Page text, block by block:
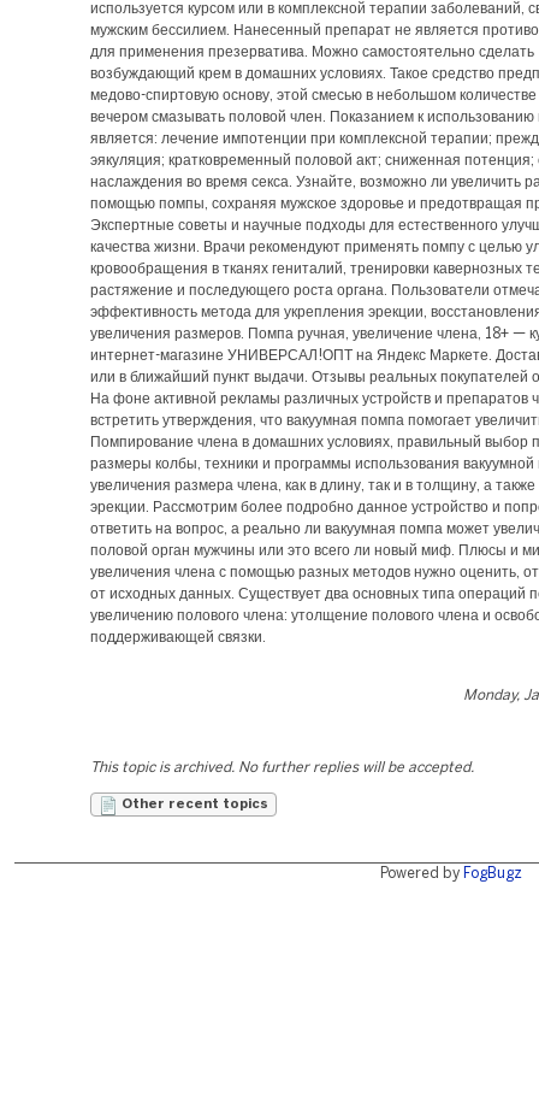
используется курсом или в комплексной терапии заболеваний,
мужским бессилием. Нанесенный препарат не является
для применения презерватива. Можно самостоятельно сделать
возбуждающий крем в домашних условиях. Такое средство
медово-спиртовую основу, этой смесью в небольшом количестве
вечером смазывать половой член. Показанием к использованию
является: лечение импотенции при комплексной терапии;
эякуляция; кратковременный половой акт; сниженная потенция;
наслаждения во время секса. Узнайте, возможно ли увеличить
помощью помпы, сохраняя мужское здоровье и предотвращая
Экспертные советы и научные подходы для естественного
качества жизни. Врачи рекомендуют применять помпу с целью
кровообращения в тканях гениталий, тренировки кавернозных
растяжение и последующего роста органа. Пользователи
эффективность метода для укрепления эрекции,
увеличения размеров. Помпа ручная, увеличение члена, 18+ —
интернет-магазине УНИВЕРСАЛ!ОПТ на Яндекс Маркете.
или в ближайший пункт выдачи. Отзывы реальных покупателей
На фоне активной рекламы различных устройств и препаратов
встретить утверждения, что вакуумная помпа помогает
Помпирование члена в домашних условиях, правильный выбор
размеры колбы, техники и программы использования
увеличения размера члена, как в длину, так и в толщину, а
эрекции. Рассмотрим более подробно данное устройство и
ответить на вопрос, а реально ли вакуумная помпа может
половой орган мужчины или это всего ли новый миф. Плюсы и
увеличения члена с помощью разных методов нужно оценить,
от исходных данных. Существует два основных типа операций
увеличению полового члена: утолщение полового члена и
поддерживающей связки.
Monday,
This topic is archived. No further replies will be accepted.
Other recent topics
Powered by FogBugz